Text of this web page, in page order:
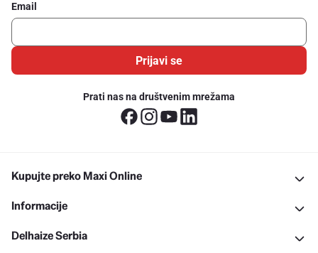
Email
Prijavi se
Prati nas na društvenim mrežama
Kupujte preko Maxi Online
Informacije
Delhaize Serbia